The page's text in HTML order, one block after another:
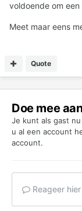
voldoende om
Meet maar eens
Quote
Doe mee
Je kunt als gast
u al een account
account.
Reageer